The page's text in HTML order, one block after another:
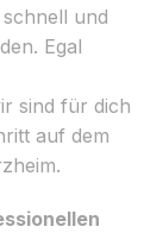
und
Egal
sind für dich
auf dem